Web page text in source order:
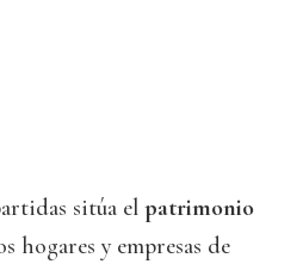
sitúa el patrimonio
hogares y empresas de